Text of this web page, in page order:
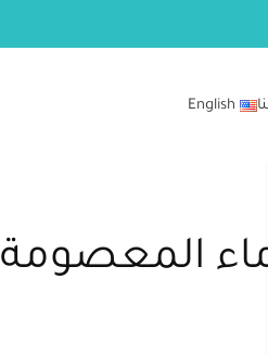
English
المعصومة